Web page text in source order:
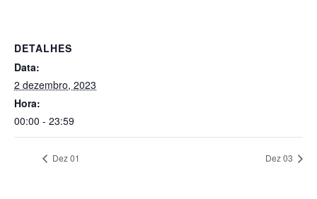
DETALHES
Data:
2 dezembro, 2023
Hora:
00:00 - 23:59
Dez 01 Dez 03